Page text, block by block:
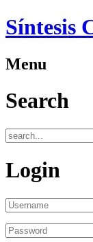
Síntesis
Menu
Search
Login